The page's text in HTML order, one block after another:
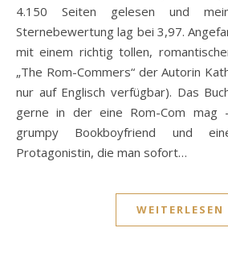
4.150 Seiten gelesen und
Sternebewertung lag bei 3,97.
mit einem richtig tollen,
„The Rom-Commers“ der Autorin
nur auf Englisch verfügbar). Das
gerne in der eine Rom-Com mag
grumpy Bookboyfriend und
Protagonistin, die man sofort…
WEITERLESEN